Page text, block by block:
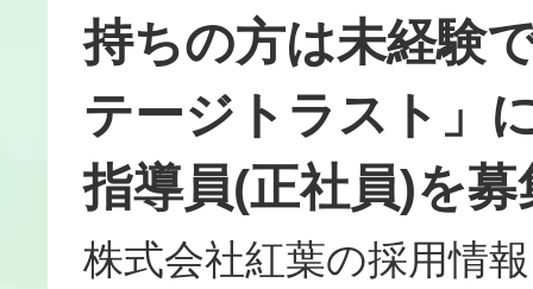
持ちの方は未経験
テージトラスト」
指導員(正社員)を
株式会社紅葉の採用情報